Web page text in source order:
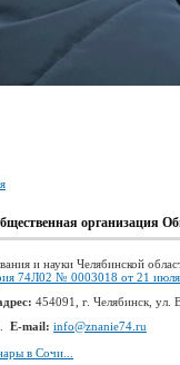
организация
и науки Челябинской
74Л02 № 0003018 от 21
454091, г. Челябинск, ул.
E-mail: info@znanie74.ru
в Сочи...